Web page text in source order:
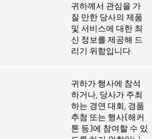
귀하께서 관심을 가
질 만한 당사의 제품
및 서비스에 대한 최
신 정보를 제공해 드
리기 위함입니다.
귀하가 행사에 참석
하거나, 당사가 주최
하는 경연 대회, 경품
추첨 또는 행사(해커
톤 등)에 참여할 수 있